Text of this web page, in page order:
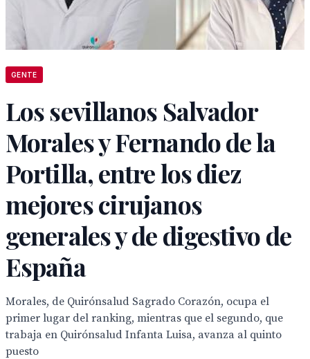
GENTE
Los sevillanos Salvador
Morales y Fernando de la
Portilla, entre los diez
mejores cirujanos
generales y de digestivo de
España
Morales, de Quirónsalud Sagrado Corazón, ocupa el
primer lugar del ranking, mientras que el segundo, que
trabaja en Quirónsalud Infanta Luisa, avanza al quinto
puesto